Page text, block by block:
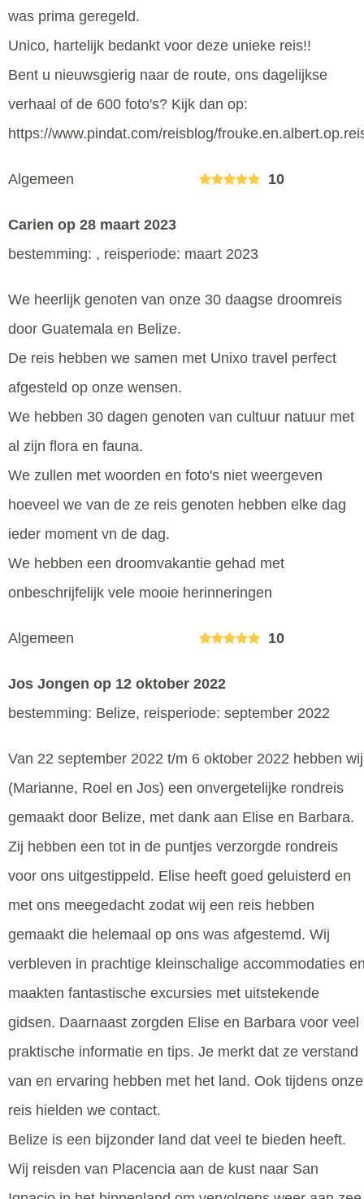
was prima geregeld.
Unico, hartelijk bedankt voor deze unieke reis!!
Bent u nieuwsgierig naar de route, ons dagelijkse
verhaal of de 600 foto's? Kijk dan op:
https://www.pindat.com/reisblog/
Algemeen 10
Carien op 28 maart 2023
bestemming: , reisperiode: maart 2023
We heerlijk genoten van onze 30 daagse droomreis
door Guatemala en Belize.
De reis hebben we samen met Unixo travel perfect
afgesteld op onze wensen.
We hebben 30 dagen genoten van cultuur natuur met
al zijn flora en fauna.
We zullen met woorden en foto's niet weergeven
hoeveel we van de ze reis genoten hebben elke dag
ieder moment vn de dag.
We hebben een droomvakantie gehad met
onbeschrijfelijk vele mooie herinneringen
Algemeen 10
Jos Jongen op 12 oktober 2022
bestemming: Belize, reisperiode: september 2022
Van 22 september 2022 t/m 6 oktober 2022 hebben wij
(Marianne, Roel en Jos) een onvergetelijke rondreis
gemaakt door Belize, met dank aan Elise en Barbara.
Zij hebben een tot in de puntjes verzorgde rondreis
voor ons uitgestippeld. Elise heeft goed geluisterd en
met ons meegedacht zodat wij een reis hebben
gemaakt die helemaal op ons was afgestemd. Wij
verbleven in prachtige kleinschalige accommodaties
maakten fantastische excursies met uitstekende
gidsen. Daarnaast zorgden Elise en Barbara voor veel
praktische informatie en tips. Je merkt dat ze verstand
van en ervaring hebben met het land. Ook tijdens onze
reis hielden we contact.
Belize is een bijzonder land dat veel te bieden heeft.
Wij reisden van Placencia aan de kust naar San